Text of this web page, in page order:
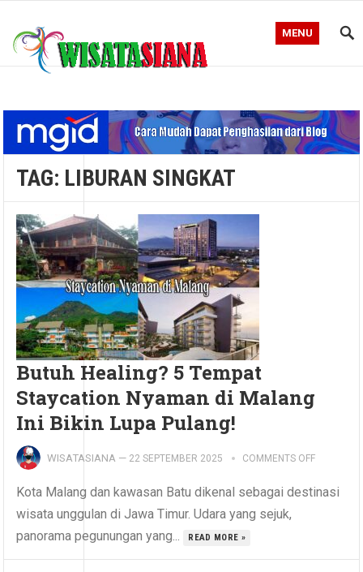
MENU
TAG: LIBURAN SINGKAT
Butuh Healing? 5 Tempat
Staycation Nyaman di Malang
Ini Bikin Lupa Pulang!
WISATASIANA — 22 SEPTEMBER 2025 COMMENTS OFF
Kota Malang dan kawasan Batu dikenal sebagai destinasi
wisata unggulan di Jawa Timur. Udara yang sejuk,
panorama pegunungan yang...
READ MORE »